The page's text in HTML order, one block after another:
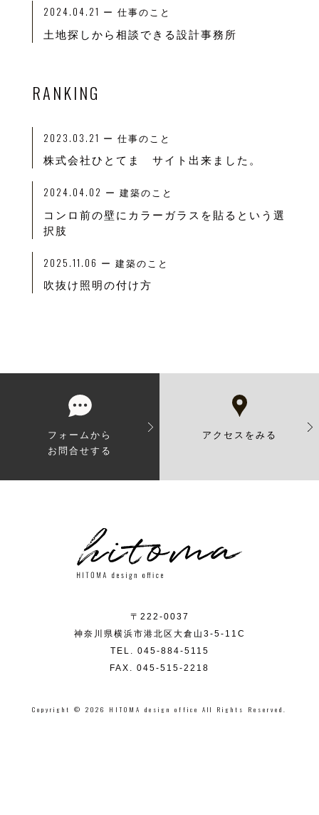
2024.04.21 ー 仕事のこと
土地探しから相談できる設計事務所
RANKING
2023.03.21 ー 仕事のこと
株式会社ひとてま サイト出来ました。
2024.04.02 ー 建築のこと
コンロ前の壁にカラーガラスを貼るという選
択肢
2025.11.06 ー 建築のこと
吹抜け照明の付け方
フォームから
お問合せする
アクセスをみる
〒222-0037
神奈川県横浜市港北区大倉山3-5-11C
TEL. 045-884-5115
FAX. 045-515-2218
Copyright © 2026 HITOMA design office All Rights Reserved.